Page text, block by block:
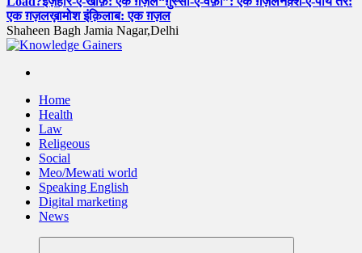
एक ग़ज़लख़ामोश इंक़िलाब: एक ग़ज़ल
Shaheen Bagh Jamia Nagar,Delhi
Read & Spread
Home
Health
Law
Religeous
Social
Meo/Mewati world
Speaking English
Digital marketing
News